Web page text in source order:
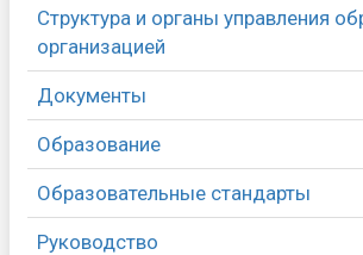
Структура и органы управления
организацией
Документы
Образование
Образовательные стандарты
Руководство